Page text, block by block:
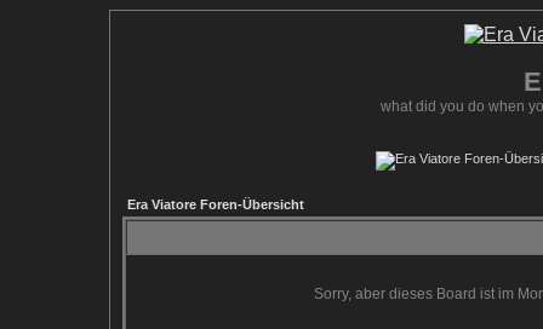
what did you do when
Era Viatore Foren-Übersicht
Sorry, aber dieses Board ist im